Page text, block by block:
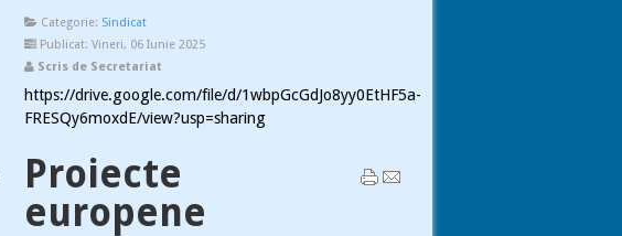
Categorie: Sindicat
Publicat: Vineri, 06 Iunie 2025
Scris de Secretariat
https://drive.google.com/file/d/1wbpGcGdJo8yy0EtHF5a-
FRESQy6moxdE/view?usp=sharing
Proiecte
europene